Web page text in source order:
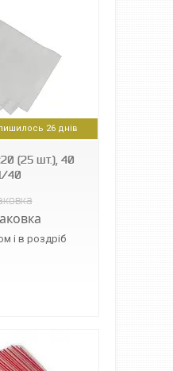
26 днів
(25 шт.), 40
40
і в роздріб